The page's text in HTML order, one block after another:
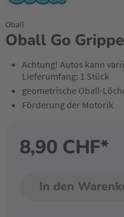
Oball Go
Oball
Achtung! Autos kann
Lieferumfang: 1 Stück
geometrische Oball-
Förderung der Motorik
8,90 CHF*
In den